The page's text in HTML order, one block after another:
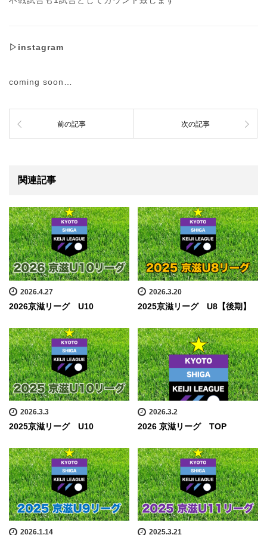
▷instagram
coming soon…
前の記事 次の記事
関連記事
2026.4.27
2026京滋リーグ U10
2026.3.20
2025京滋リーグ U8【後期】
2026.3.3
2025京滋リーグ U10
2026.3.2
2026 京滋リーグ TOP
2026.1.14 2025.3.21